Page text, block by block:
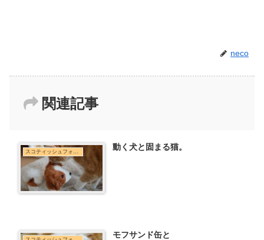
neco
関連記事
スコティッシュフォールド 動く犬と固まる猫。
モフサンド缶と